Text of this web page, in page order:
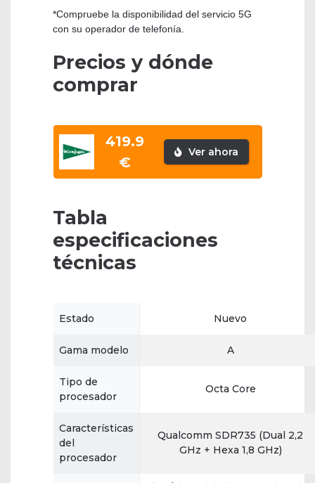
*Compruebe la disponibilidad del servicio 5G
con su operador de telefonía.
Precios y dónde
comprar
419.9
€
Ver ahora
Tabla
especificaciones
técnicas
Estado Nuevo
Gama modelo A
Tipo de
procesador
Octa Core
Características
del
procesador
Qualcomm SDR735 (Dual 2,2
GHz + Hexa 1,8 GHz)